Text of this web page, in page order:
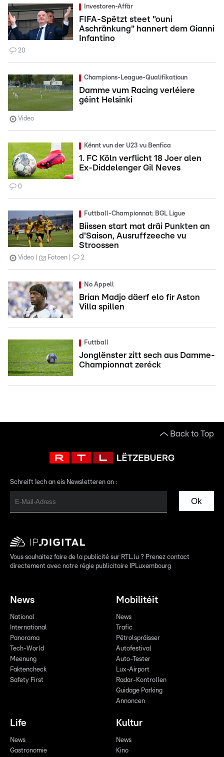
Investoren-Affär
FIFA-Spëtzt steet "ouni
Aschränkung" hannert dem Gianni
Infantino
20
Champions-League-Qualifikatioun
Damme vum Racing verléiere
géint Helsinki
Video
Kënnt vun der U23 vu Benfica
1. FC Köln verflicht 18 Joer alen
Ex-Diddelenger Gil Neves
0
Futtball-Championnat: BGL Ligue
Biissen start mat dräi Punkten an
d'Saison, Ausruffzeeche vu
Stroossen
Video Fotoen 2
No Appell
Brian Madjo däerf elo fir Aston
Villa spillen
Futtball
Jonglënster zitt sech aus Damme-
Championnat zeréck
Back to Top
Schreift Iech an eis Newsletteren an :
Ok
Vous souhaitez faire de la publicité sur RTL.lu ? Prenez contact
directement avec notre régie publicitaire IPLuxembourg
News
National
International
Panorama
Tech-World
Meenung
Faktencheck
Safety First
Mobilitéit
News
Trafic
Pëtrolspräisser
Autofestival
Auto-Tester
Lux-Airport
Radar-Kontrollen
Guidage Parking
Annoncen
Life
News
Gastronomie
Kultur
News
Kino